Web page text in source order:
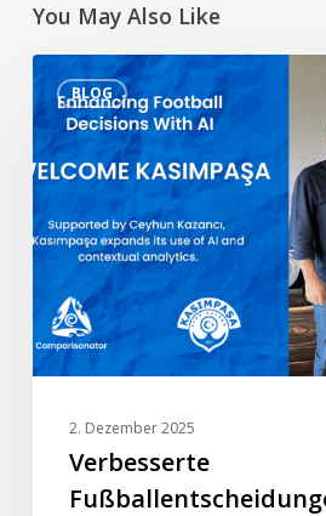
You May Also Like
BLOG
Verbesserte
Fußballentscheidungen
mit
KI
Willkommen
Kasımpaşa
2. Dezember 2025
Verbesserte